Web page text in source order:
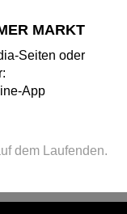
MARKT
Seiten oder
App
dem Laufenden.